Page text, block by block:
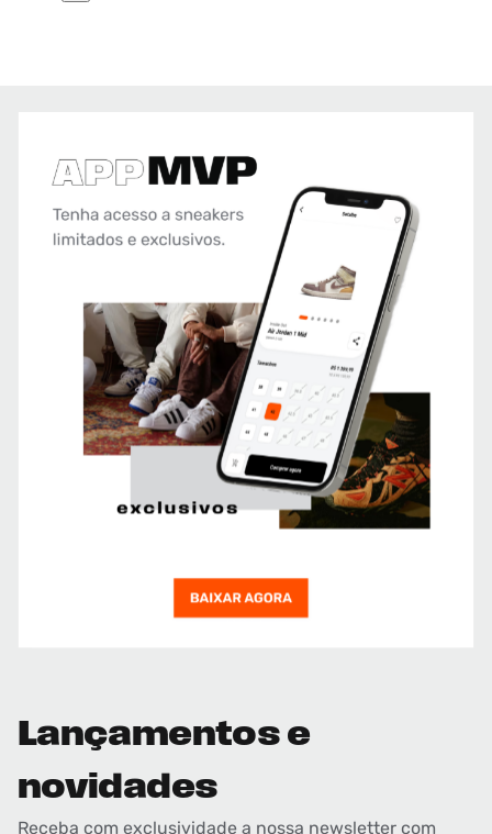
Lançamentos e
novidades
Receba com exclusividade a nossa newsletter com